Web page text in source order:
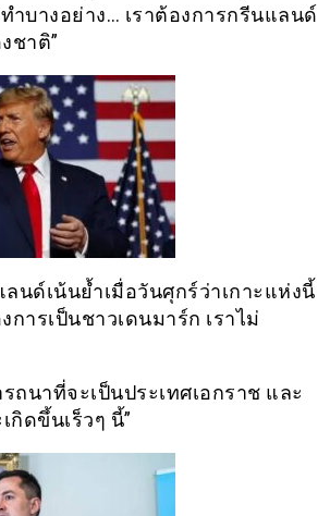
บางอย่าง… เราต้องการกรีนแลนด์
ชาติ”
นด์เน้นย้ำเมื่อวันศุกร์ว่าเกาะแห่งนี้
ารเป็นชาวเดนมาร์ก เราไม่
ถนาที่จะเป็นประเทศเอกราช และ
ดขึ้นเร็วๆ นี้”